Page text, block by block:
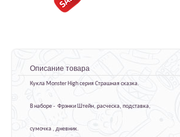
Описание товара
Кукла Monster High серия Страшная сказка.
В наборе - Фрэнки Штейн, расческа, подставка,
сумочка , дневник.